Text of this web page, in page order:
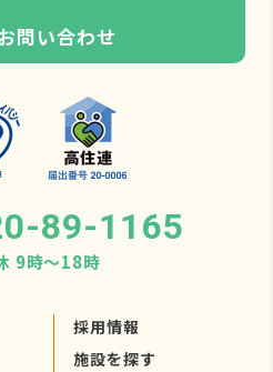
問い合わせ
89-1165
9時〜18時
採用情報
施設を探す